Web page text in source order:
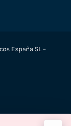
España SL –